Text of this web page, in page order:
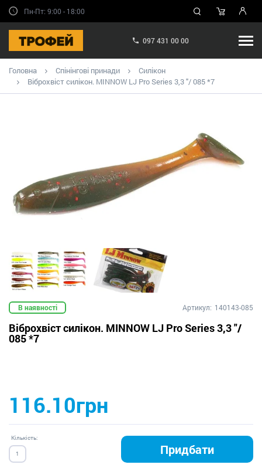
Пн-Пт: 9:00 - 18:00
097 431 00 00
Головна Спінінгові принади
Силікон
Віброхвіст силікон. MINNOW LJ Pro Series 3,3 "/ 085 *7
В наявності Артикул: 140143-085
Віброхвіст силікон. MINNOW LJ Pro Series 3,3 "/
085 *7
116.10грн
Кількість:
Придбати